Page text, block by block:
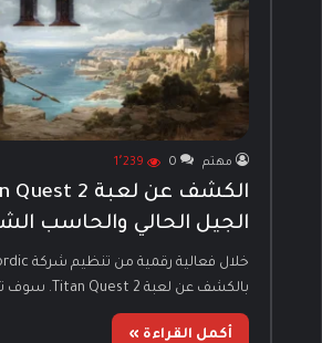
مهتم 0 1٬239
الجيل الحالي والحاسب
بالكشف عن لعبة Titan Quest 2. سوف تصدر هذه اللعبة…
أكمل القراءة »